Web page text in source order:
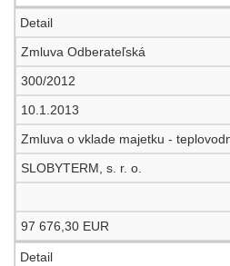
Detail
Zmluva Odberateľská
300/2012
10.1.2013
Zmluva o vklade majetku -
SLOBYTERM, s. r. o.
97 676,30 EUR
Detail